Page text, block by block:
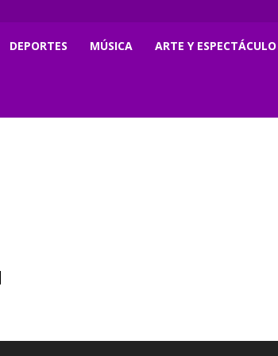
DEPORTES MÚSICA ARTE Y ESPECTÁCULO